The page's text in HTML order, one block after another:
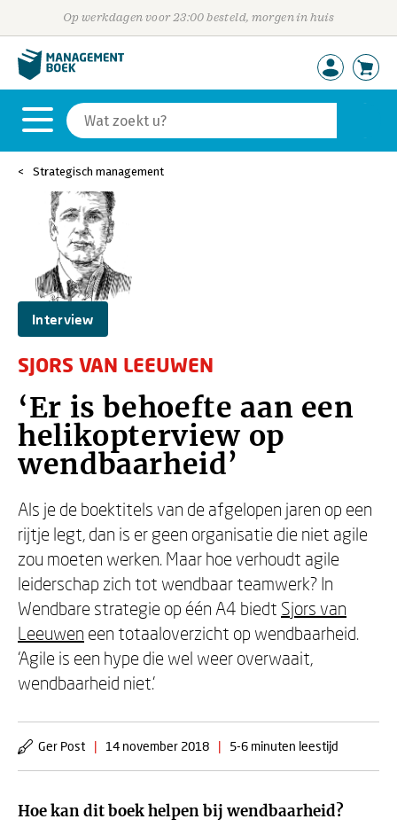
Op werkdagen voor 23:00 besteld, morgen in huis
Strategisch management
Interview
SJORS VAN LEEUWEN
‘Er is behoefte aan een
helikopterview op
wendbaarheid’
Als je de boektitels van de afgelopen jaren op een
rijtje legt, dan is er geen organisatie die niet agile
zou moeten werken. Maar hoe verhoudt agile
leiderschap zich tot wendbaar teamwerk? In
Wendbare strategie op één A4 biedt Sjors van
Leeuwen een totaaloverzicht op wendbaarheid.
‘Agile is een hype die wel weer overwaait,
wendbaarheid niet.’
Ger Post | 14 november 2018 | 5-6 minuten leestijd
Hoe kan dit boek helpen bij wendbaarheid?